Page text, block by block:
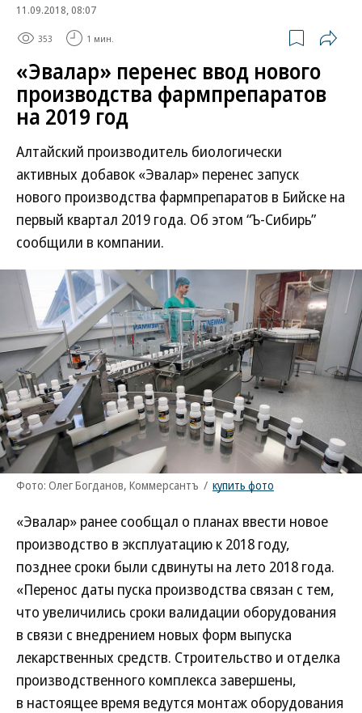
11.09.2018, 08:07
353 1 мин.
«Эвалар» перенес ввод нового
производства фармпрепаратов
на 2019 год
Алтайский производитель биологически
активных добавок «Эвалар» перенес запуск
нового производства фармпрепаратов в Бийске на
первый квартал 2019 года. Об этом “Ъ-Сибирь”
сообщили в компании.
Фото: Олег Богданов, Коммерсантъ / купить фото
«Эвалар» ранее сообщал о планах ввести новое
производство в эксплуатацию к 2018 году,
позднее сроки были сдвинуты на лето 2018 года.
«Перенос даты пуска производства связан с тем,
что увеличились сроки валидации оборудования
в связи с внедрением новых форм выпуска
лекарственных средств. Строительство и отделка
производственного комплекса завершены,
в настоящее время ведутся монтаж оборудования